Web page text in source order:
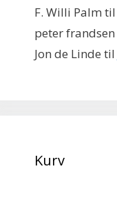
F. Willi Palm til
peter frandsen
Jon de Linde til
Kurv